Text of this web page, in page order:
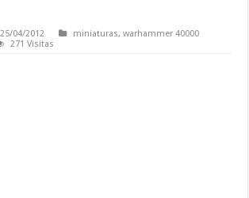
25/04/2012 miniaturas,warhammer 40000
271 Visitas